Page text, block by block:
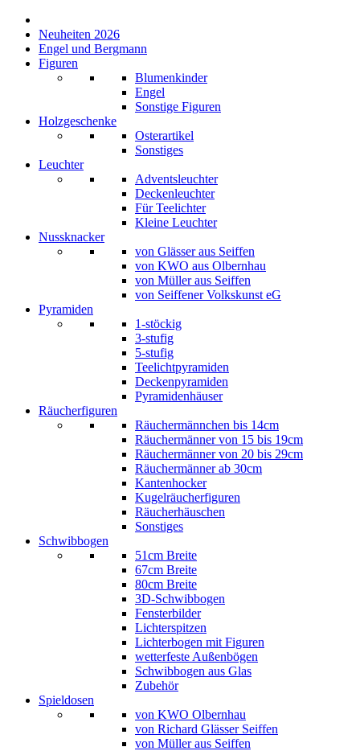
Neuheiten 2026
Engel und Bergmann
Figuren
Blumenkinder
Engel
Sonstige Figuren
Holzgeschenke
Osterartikel
Sonstiges
Leuchter
Adventsleuchter
Deckenleuchter
Für Teelichter
Kleine Leuchter
Nussknacker
von Glässer aus Seiffen
von KWO aus Olbernhau
von Müller aus Seiffen
von Seiffener Volkskunst eG
Pyramiden
1-stöckig
3-stufig
5-stufig
Teelichtpyramiden
Deckenpyramiden
Pyramidenhäuser
Räucherfiguren
Räuchermännchen bis 14cm
Räuchermänner von 15 bis 19cm
Räuchermänner von 20 bis 29cm
Räuchermänner ab 30cm
Kantenhocker
Kugelräucherfiguren
Räucherhäuschen
Sonstiges
Schwibbogen
51cm Breite
67cm Breite
80cm Breite
3D-Schwibbogen
Fensterbilder
Lichterspitzen
Lichterbogen mit Figuren
wetterfeste Außenbögen
Schwibbogen aus Glas
Zubehör
Spieldosen
von KWO Olbernhau
von Richard Glässer Seiffen
von Müller aus Seiffen